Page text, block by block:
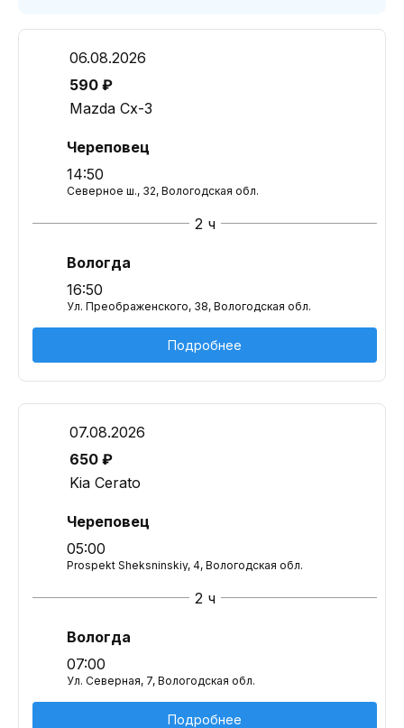
06.08.2026
590 ₽
Mazda Cx-3
Череповец
14:50
Северное ш., 32, Вологодская обл.
2 ч
Вологда
16:50
Ул. Преображенского, 38, Вологодская обл.
Подробнее
07.08.2026
650 ₽
Kia Cerato
Череповец
05:00
Prospekt Sheksninskiy, 4, Вологодская обл.
2 ч
Вологда
07:00
Ул. Северная, 7, Вологодская обл.
Подробнее